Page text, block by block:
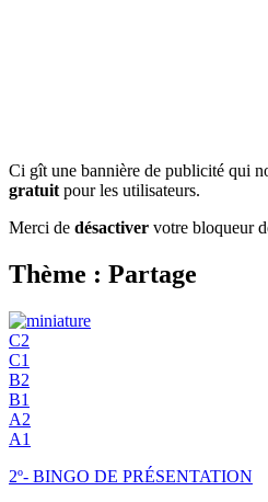
Ci gît une bannière de publicité qui
gratuit pour les utilisateurs.
Merci de désactiver votre bloqueur
Thème : Partage
C2
C1
B2
B1
A2
A1
2º- BINGO DE PRÉSENTATION